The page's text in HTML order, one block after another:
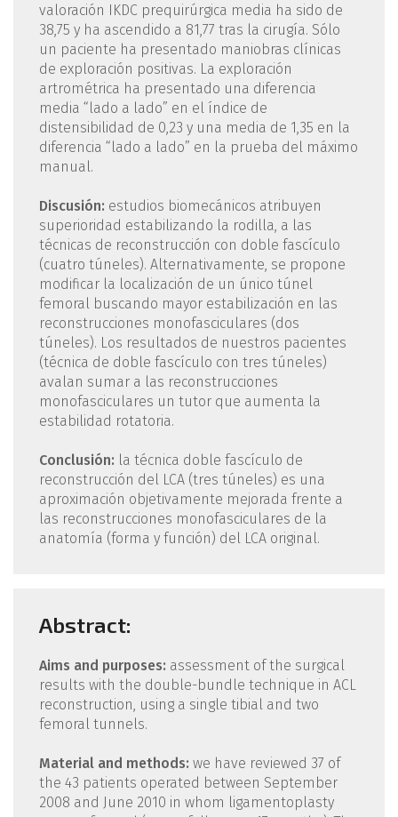
valoración IKDC prequirúrgica media ha sido de
38,75 y ha ascendido a 81,77 tras la cirugía. Sólo
un paciente ha presentado maniobras clínicas
de exploración positivas. La exploración
artrométrica ha presentado una diferencia
media “lado a lado” en el índice de
distensibilidad de 0,23 y una media de 1,35 en la
diferencia “lado a lado” en la prueba del máximo
manual.
Discusión: estudios biomecánicos atribuyen
superioridad estabilizando la rodilla, a las
técnicas de reconstrucción con doble fascículo
(cuatro túneles). Alternativamente, se propone
modificar la localización de un único túnel
femoral buscando mayor estabilización en las
reconstrucciones monofasciculares (dos
túneles). Los resultados de nuestros pacientes
(técnica de doble fascículo con tres túneles)
avalan sumar a las reconstrucciones
monofasciculares un tutor que aumenta la
estabilidad rotatoria.
Conclusión: la técnica doble fascículo de
reconstrucción del LCA (tres túneles) es una
aproximación objetivamente mejorada frente a
las reconstrucciones monofasciculares de la
anatomía (forma y función) del LCA original.
Abstract:
Aims and purposes: assessment of the surgical
results with the double-bundle technique in ACL
reconstruction, using a single tibial and two
femoral tunnels.
Material and methods: we have reviewed 37 of
the 43 patients operated between September
2008 and June 2010 in whom ligamentoplasty